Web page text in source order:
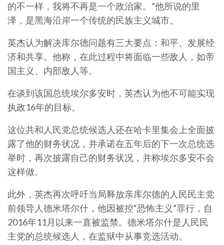
的不一样，我将不再是一个政治家。”他所说的里
泽，是黑海沿岸一个传统的民族主义城市。
英杰认为解决库尔德问题有三大要点：和平、发展经
济和共享。他称，在此过程中将面临一些敌人，如帝
国主义、内部敌人等。
在谈到该国总统埃尔多安时，英杰认为他不可能实现
执政16年的目标。
这位共和人民党总统候选人还在哈卡里集会上全面披
露了他的财务状况，并承诺在五年后的下一次总统选
举时，再次披露自己的财务状况，并称埃尔多安不会
这样做。
此外，英杰再次呼吁当局释放亲库尔德的人民民主党
前领导人德米塔尔什，他因被控“恐怖主义”罪行，自
2016年11月以来一直被监禁。德米塔尔什是人民民
主党的总统候选人，在监狱中从事竞选活动。